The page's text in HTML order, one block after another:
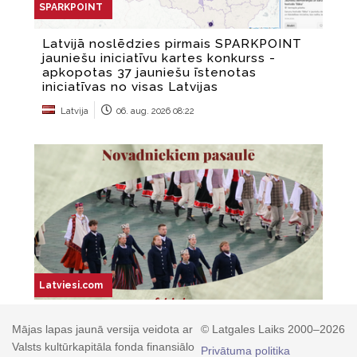
© Latgales Laiks 2000–2026
Privātuma politika
Mājas lapas jaunā versija veidota ar
Valsts kultūrkapitāla fonda finansiālo